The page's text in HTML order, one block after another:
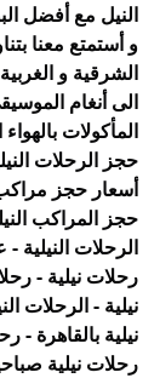
و أستمتع معنا
الشرقية و
الى أنغام
المأكولات
حجز الرحلات
الرحلات النيلية
رحلات نيلية -
نيلية - الرحلات
نيلية بالقاهرة -
رحلات نيلية